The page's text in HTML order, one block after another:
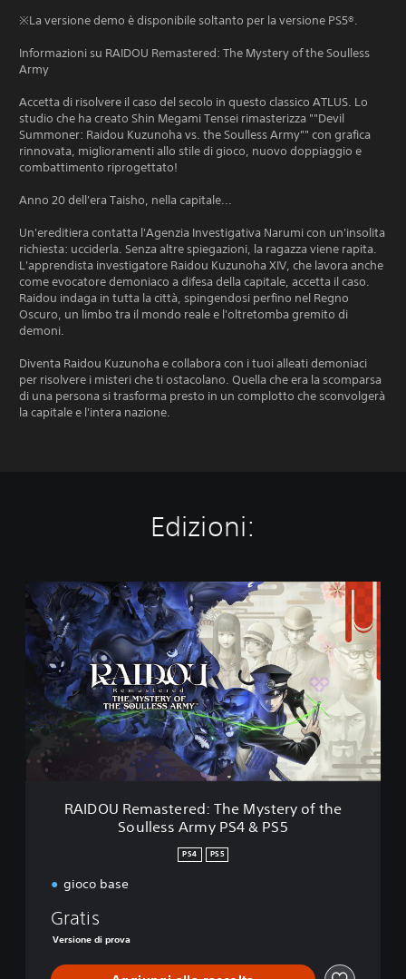
※La versione demo è disponibile soltanto per la versione PS5®.
Informazioni su RAIDOU Remastered: The Mystery of the Soulless
Army
Accetta di risolvere il caso del secolo in questo classico ATLUS. Lo
studio che ha creato Shin Megami Tensei rimasterizza ""Devil
Summoner: Raidou Kuzunoha vs. the Soulless Army"" con grafica
rinnovata, miglioramenti allo stile di gioco, nuovo doppiaggio e
combattimento riprogettato!
Anno 20 dell'era Taisho, nella capitale...
Un'ereditiera contatta l'Agenzia Investigativa Narumi con un'insolita
richiesta: ucciderla. Senza altre spiegazioni, la ragazza viene rapita.
L'apprendista investigatore Raidou Kuzunoha XIV, che lavora anche
come evocatore demoniaco a difesa della capitale, accetta il caso.
Raidou indaga in tutta la città, spingendosi perfino nel Regno
Oscuro, un limbo tra il mondo reale e l'oltretomba gremito di
demoni.
Diventa Raidou Kuzunoha e collabora con i tuoi alleati demoniaci
per risolvere i misteri che ti ostacolano. Quella che era la scomparsa
di una persona si trasforma presto in un complotto che sconvolgerà
la capitale e l'intera nazione.
Edizioni:
R
A
I
D
O
R
e
m
s
RAIDOU Remastered: The Mystery of the
Soulless Army PS4 & PS5
PS4 PS5
gioco base
Gratis
Versione di prova